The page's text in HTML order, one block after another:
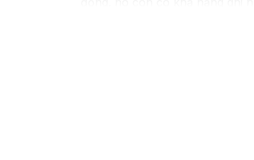
Với đầu ghi camera hỗ trợ 4 ổ